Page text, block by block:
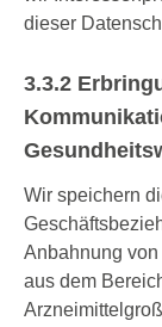
dieser
3.3.2
Wir speichern
Anbahnung
aus dem